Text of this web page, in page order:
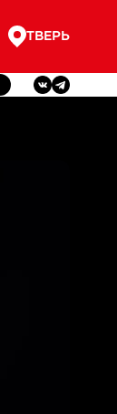
ТВЕРЬ